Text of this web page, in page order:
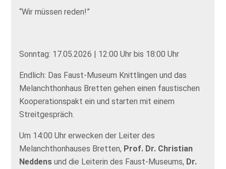
“Wir müssen reden!”
Sonntag: 17.05.2026 | 12:00 Uhr bis 18:00 Uhr
Endlich: Das Faust-Museum Knittlingen und das
Melanchthonhaus Bretten gehen einen faustischen
Kooperationspakt ein und starten mit einem
Streitgespräch.
Um 14:00 Uhr erwecken der Leiter des
Melanchthonhauses Bretten, Prof. Dr. Christian
Neddensund die Leiterin des Faust-Museums, Dr.